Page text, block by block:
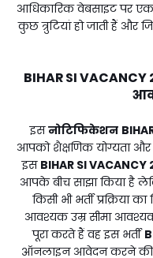
आधिकारिक वेबसाइट पर
कुछ त्रुटियां हो जाती हैं और
BIHAR SI VACANCY
इसनोटिफिकेशन
आपको शैक्षणिक योग्यता
इस BIHAR SI VACANCY
आपके बीच साझा किया है
किसी भी भर्ती प्रक्रिया
आवश्यक उम्र सीमा आवश्यक
पूरा करते हैं वह इस भर्ती
ऑनलाइन आवेदन करने की